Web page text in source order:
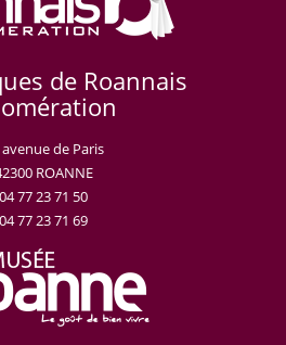
de Roannais
de Paris
ROANNE
04 77 23 71 50
04 77 23 71 69